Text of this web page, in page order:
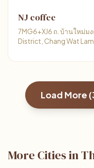
NJ coffee
7MG6+XJ6 ถ. บ้านใหม่ม
District, Chang Wat
Load More (
More Cities in